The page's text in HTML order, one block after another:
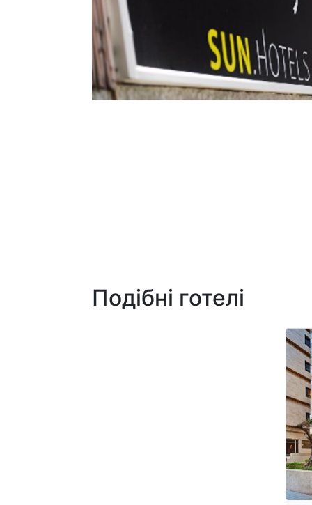
Подібні готелі